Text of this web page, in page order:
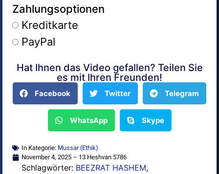
Zahlungsoptionen
Kreditkarte
PayPal
Alternative:
Hat Ihnen das Video gefallen? Teilen Sie
es mit Ihren Freunden!
Facebook Twitter Telegram
WhatsApp Skype
In Kategorie: Mussar (Ethik)
November 4, 2025 – 13 Heshvan 5786
Schlagwörter: BEEZRAT HASHEM,